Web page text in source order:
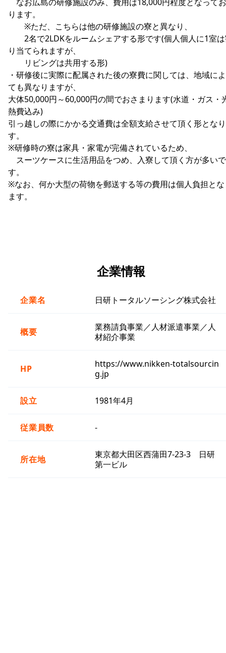
ります。
※ただ、こちらは他の研修施設の寮と異なり、
2名で2LDKをルームシェアする形です(個人個人に1室
り当てられますが、
リビングは共用する形)
・研修後に実際に配属された後の寮費に関しては、地域に
ても異なりますが、
大体50,000円～60,000円の間でおさまります(水道・ガス・
熱費込み)
引っ越しの際にかかる交通費は全額支給させて頂く形とな
す。
※研修時の寮は家具・家電が完備されているため、
スーツケースに生活用品をつめ、入寮して頂く方が多いで
す。
※なお、何か大型の荷物を郵送する等の費用は個人負担と
ます。
企業情報
企業名 日研トータルソーシング株式会社
概要
業務請負事業／人材派遣事業／人
材紹介事業
HP
https://www.nikken-totalsourcin
g.jp
設立 1981年4月
従業員数 -
所在地
東京都大田区西蒲田7-23-3 日研
第一ビル